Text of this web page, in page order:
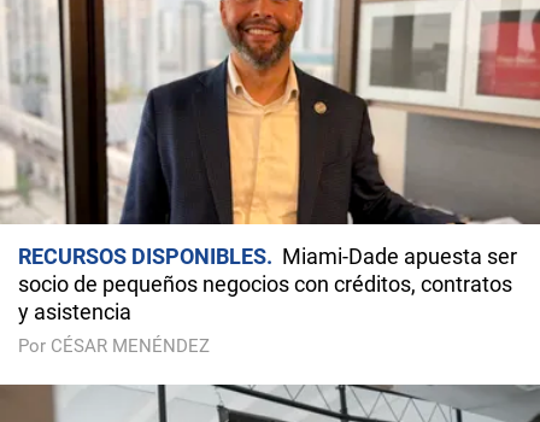
RECURSOS DISPONIBLES
Miami-Dade apuesta ser
socio de pequeños negocios con créditos, contratos
y asistencia
Por CÉSAR MENÉNDEZ